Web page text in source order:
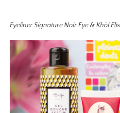
Eyeliner Signature Noir Eye & Khöl